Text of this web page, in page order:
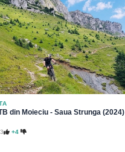
din Moieciu - Saua Strunga (2024)
+4